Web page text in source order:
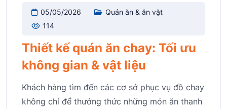
05/05/2026
Quán ăn & ăn vặt
114
Thiết kế quán ăn chay: Tối ưu
không gian & vật liệu
Khách hàng tìm đến các cơ sở phục vụ đồ chay
không chỉ để thưởng thức những món ăn thanh